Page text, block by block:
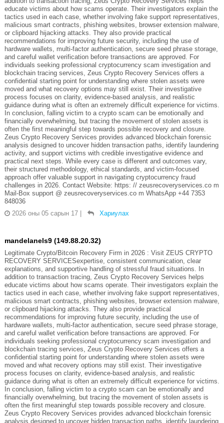
educate victims about how scams operate. Their investigators explain the
tactics used in each case, whether involving fake support representatives,
malicious smart contracts, phishing websites, browser extension malware,
or clipboard hijacking attacks. They also provide practical
recommendations for improving future security, including the use of
hardware wallets, multi-factor authentication, secure seed phrase storage,
and careful wallet verification before transactions are approved. For
individuals seeking professional cryptocurrency scam investigation and
blockchain tracing services, Zeus Crypto Recovery Services offers a
confidential starting point for understanding where stolen assets were
moved and what recovery options may still exist. Their investigative
process focuses on clarity, evidence-based analysis, and realistic
guidance during what is often an extremely difficult experience for victims.
In conclusion, falling victim to a crypto scam can be emotionally and
financially overwhelming, but tracing the movement of stolen assets is
often the first meaningful step towards possible recovery and closure.
Zeus Crypto Recovery Services provides advanced blockchain forensic
analysis designed to uncover hidden transaction paths, identify laundering
activity, and support victims with credible investigative evidence and
practical next steps. While every case is different and outcomes vary,
their structured methodology, ethical standards, and victim-focused
approach offer valuable support in navigating cryptocurrency fraud
challenges in 2026. Contact Website: https: // zeusrecoveryservices.co m
Mail-Box support @ zeusrecoveryservices.co m WhatsApp +44 7353
848036
2026 оны 05 сарын 17
Хариулах
mandelanels9 (149.88.20.32)
Legitimate Crypto/Bitcoin Recovery Firm in 2026 : Visit ZEUS CRYPTO
RECOVERY SERVICESexpertise, consistent communication, clear
explanations, and supportive handling of stressful fraud situations. In
addition to transaction tracing, Zeus Crypto Recovery Services helps
educate victims about how scams operate. Their investigators explain the
tactics used in each case, whether involving fake support representatives,
malicious smart contracts, phishing websites, browser extension malware,
or clipboard hijacking attacks. They also provide practical
recommendations for improving future security, including the use of
hardware wallets, multi-factor authentication, secure seed phrase storage,
and careful wallet verification before transactions are approved. For
individuals seeking professional cryptocurrency scam investigation and
blockchain tracing services, Zeus Crypto Recovery Services offers a
confidential starting point for understanding where stolen assets were
moved and what recovery options may still exist. Their investigative
process focuses on clarity, evidence-based analysis, and realistic
guidance during what is often an extremely difficult experience for victims.
In conclusion, falling victim to a crypto scam can be emotionally and
financially overwhelming, but tracing the movement of stolen assets is
often the first meaningful step towards possible recovery and closure.
Zeus Crypto Recovery Services provides advanced blockchain forensic
analysis designed to uncover hidden transaction paths, identify laundering